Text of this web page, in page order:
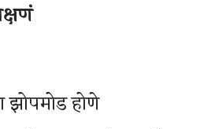
झोपमोड होणे